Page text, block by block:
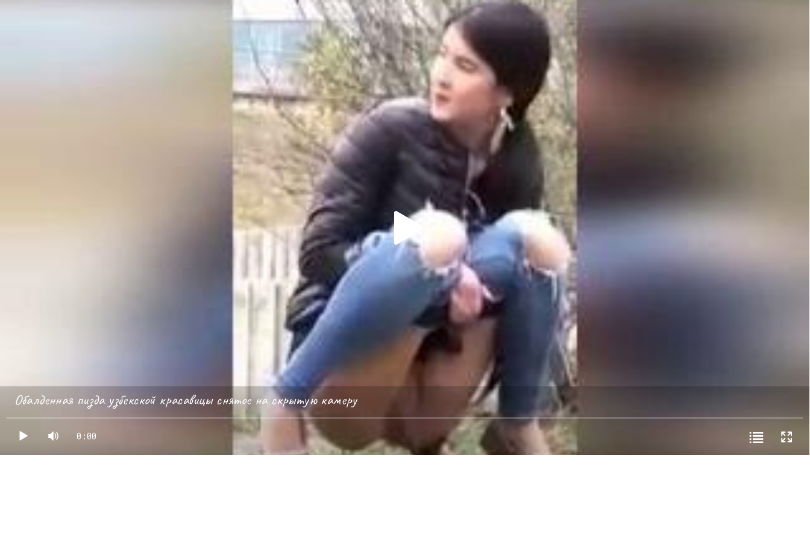
0:00
Обалденная пизда узбекской красавицы снятое на скрытую камеру